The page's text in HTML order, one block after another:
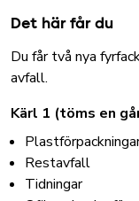
Det här får du
Du får två nya
avfall.
Kärl 1 (töms en
Restavfall
Tidningar